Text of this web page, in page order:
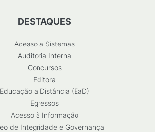
DESTAQUES
Acesso a Sistemas
Auditoria Interna
Concursos
Editora
Educação a Distância (EaD)
Egressos
Acesso à Informação
de Integridade e Governança